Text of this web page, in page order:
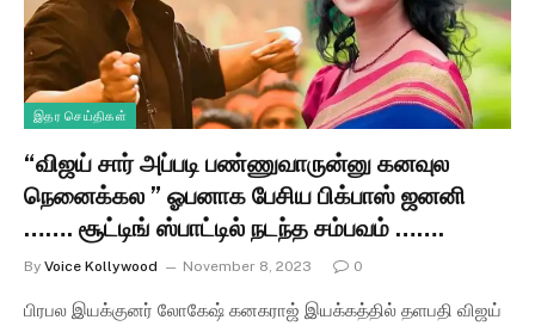
இதர செய்திகள்
“விஜய் சார் அப்படி பண்ணுவாருன்னு கனவுல
நெனைக்கல ” ஓபனாக பேசிய பிக்பாஸ் ஜனனி
……. சூட்டிங் ஸ்பாட்டில் நடந்த சம்பவம் …….
By Voice Kollywood November 8, 2023 0
பிரபல இயக்குனர் லோகேஷ் கனகராஜ் இயக்கத்தில் தளபதி விஜய்